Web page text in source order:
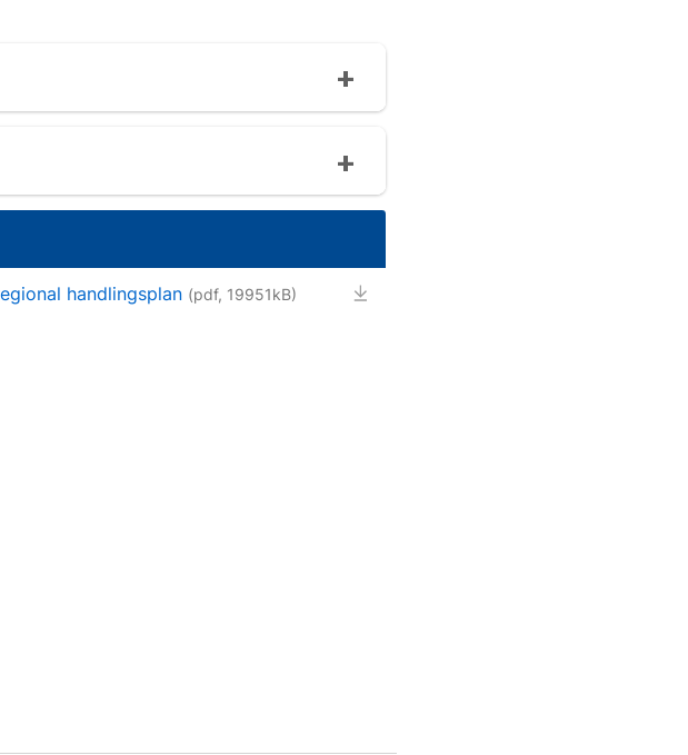
handlingsplan (pdf, 19951kB)